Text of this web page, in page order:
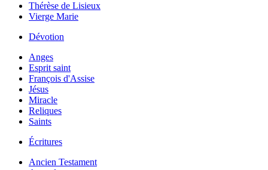
Thérèse de Lisieux
Vierge Marie
Dévotion
Anges
Esprit saint
François d'Assise
Jésus
Miracle
Reliques
Saints
Écritures
Ancien Testament